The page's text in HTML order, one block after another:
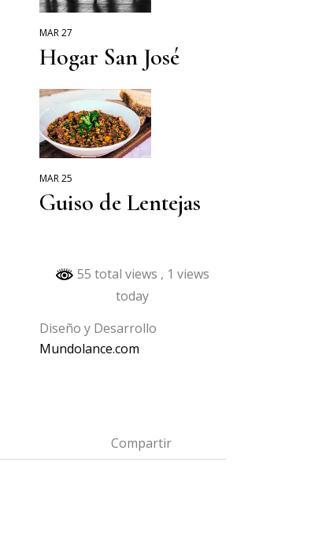
MAR 27
Hogar San José
MAR 25
Guiso de Lentejas
55 total views , 1 views
today
Diseño y Desarrollo
Mundolance.com
Compartir